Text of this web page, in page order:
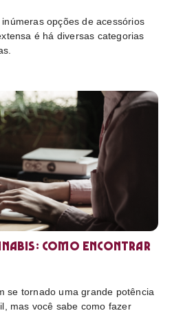
opções de acessórios
é há diversas categorias
Como encontrar
se tornado uma grande potência
mas você sabe como fazer